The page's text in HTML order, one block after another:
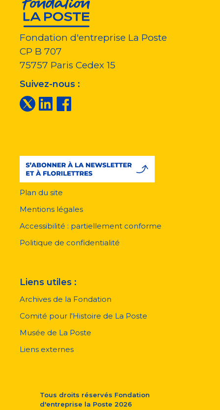
Fondation d'entreprise La Poste
CP B 707
75757 Paris Cedex 15
Suivez-nous :
pied
page
Plan du site
Mentions légales
Accessibilité : partiellement conforme
Politique de confidentialité
Liens utiles :
Archives de la Fondation
Comité pour l'Histoire de La Poste
Musée de La Poste
Liens externes
Tous droits réservés Fondation
d'entreprise la Poste 2026